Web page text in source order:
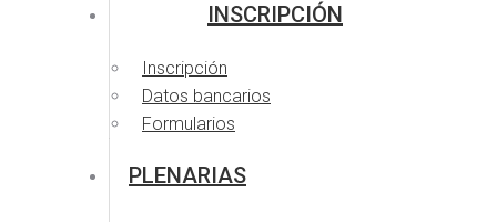
INSCRIPCIÓN
Inscripción
Datos bancarios
Formularios
PLENARIAS